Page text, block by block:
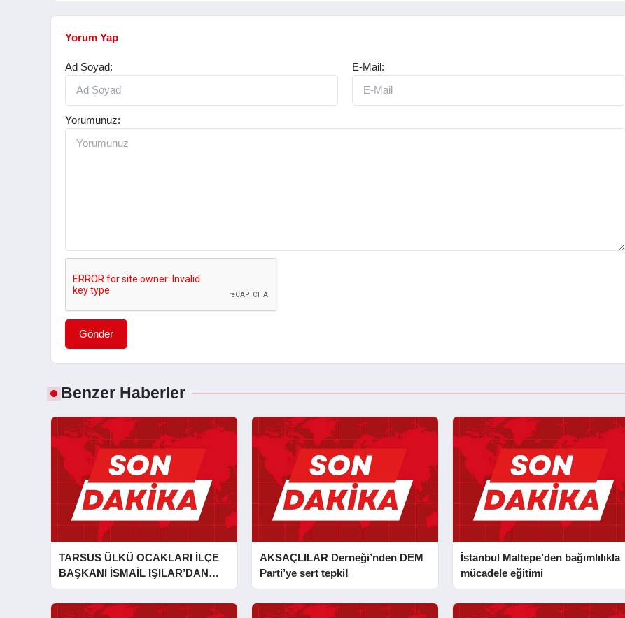
Yorum Yap
Ad Soyad: E-Mail:
Yorumunuz:
Gönder
Benzer Haberler
TARSUS ÜLKÜ OCAKLARI İLÇE
BAŞKANI İSMAİL IŞILAR’DAN
İLKYARDIM EĞİTİCİ EĞİTMENİ
MURAT CAN FİDAN’A ZİYARET
AKSAÇLILAR Derneği’nden DEM
Parti’ye sert tepki!
İstanbul Maltepe’den bağımlılıkla
mücadele eğitimi